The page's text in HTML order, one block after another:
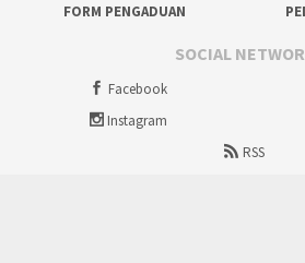
FORM PENGADUAN
SOCIAL
Facebook
Instagram
RSS